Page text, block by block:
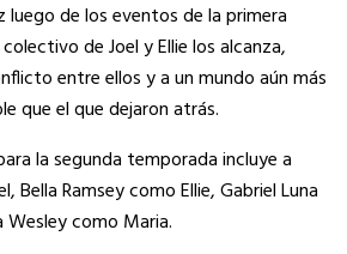
luego de los eventos de la primera
de Joel y Ellie los alcanza,
entre ellos y a un mundo aún más
que el que dejaron atrás.
la segunda temporada incluye a
Bella Ramsey como Ellie, Gabriel Luna
como Maria.